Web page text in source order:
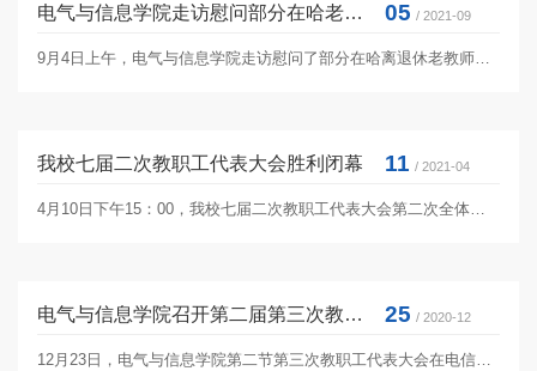
电气与信息学院走访慰问部分在哈老教师 05 / 2021-09
我校七届二次教职工代表大会胜利闭幕 11 / 2021-04
电气与信息学院召开第二届第三次教职工代表大会工作总结 25 / 2020-12